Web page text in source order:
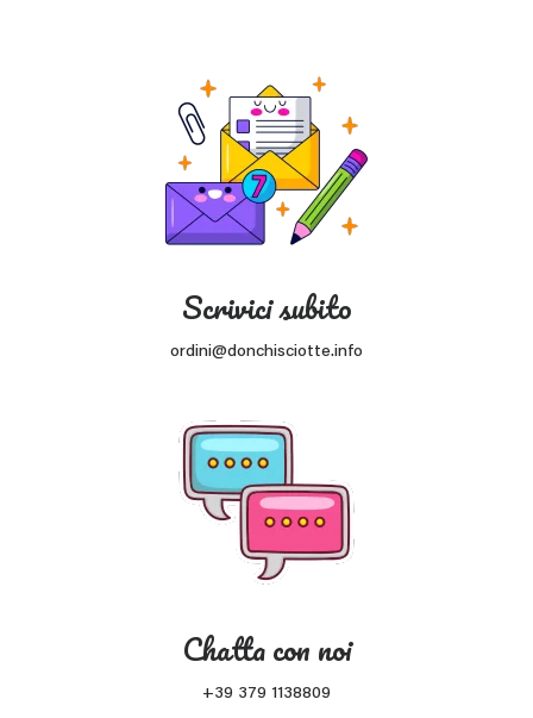
Scrivici subito
ordini@donchisciotte.info
Chatta con noi
+39 379 1138809